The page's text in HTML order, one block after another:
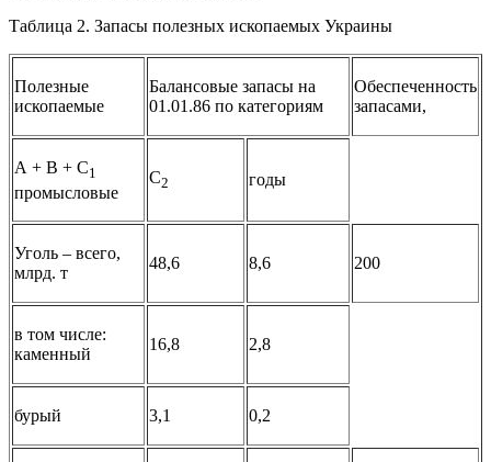
Таблица 2. Запасы полезных ископаемых Украины
Полезные
ископаемые
Балансовые запасы на
01.01.86 по категориям
Обеспеченность
запасами,
А + В + С1
промысловые
С2 годы
Уголь – всего,
млрд. т
48,6 8,6 200
в том числе:
каменный
16,8 2,8
бурый 3,1 0,2